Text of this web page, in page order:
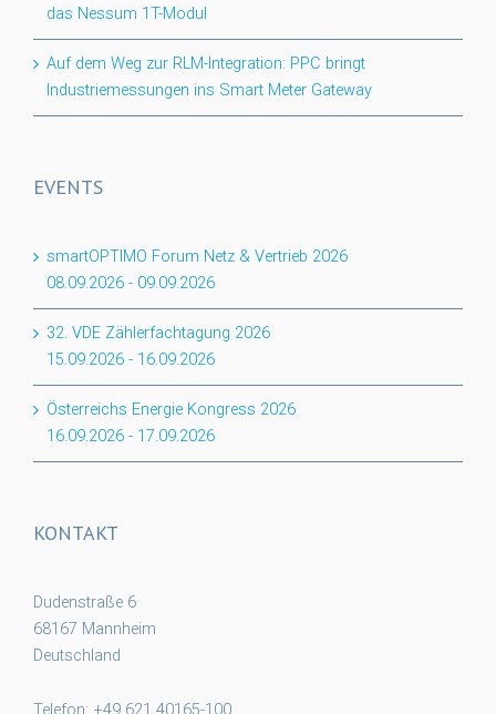
das Nessum 1T-Modul
Auf dem Weg zur RLM-Integration: PPC bringt
Industriemessungen ins Smart Meter Gateway
EVENTS
smartOPTIMO Forum Netz & Vertrieb 2026
08.09.2026 - 09.09.2026
32. VDE Zählerfachtagung 2026
15.09.2026 - 16.09.2026
Österreichs Energie Kongress 2026
16.09.2026 - 17.09.2026
KONTAKT
Dudenstraße 6
68167 Mannheim
Deutschland
Telefon: +49 621 40165-100